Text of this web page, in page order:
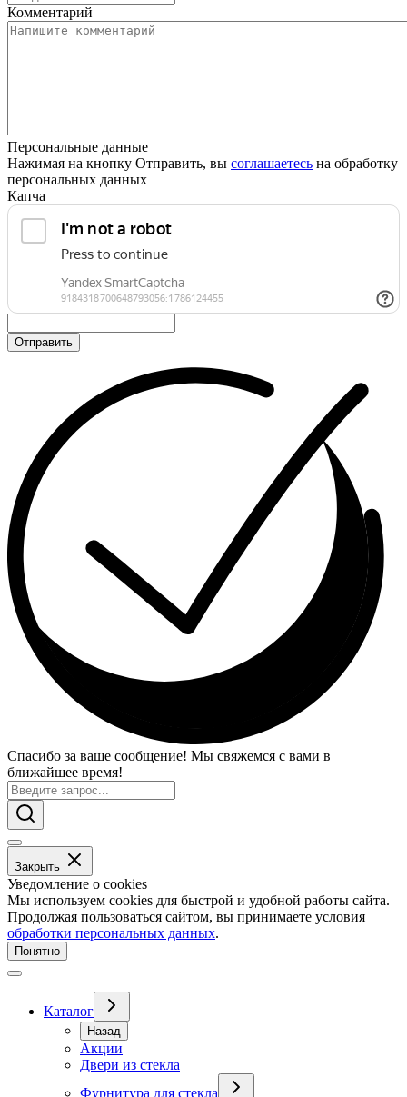
Комментарий
Персональные данные
Нажимая на кнопку Отправить, вы соглашаетесь на обработку
персональных данных
Капча
Отправить
Спасибо за ваше сообщение! Мы свяжемся с вами в
ближайшее время!
Закрыть
Уведомление о cookies
Мы используем cookies для быстрой и удобной работы сайта.
Продолжая пользоваться сайтом, вы принимаете условия
обработки персональных данных.
Понятно
Каталог
Назад
Акции
Двери из стекла
Фурнитура для стекла